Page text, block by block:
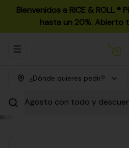
Bienvenidos a RICE & ROLL
hasta un 20%. Abierto
Abrir menu de navegación
¿Dónde quieres pedir?
Agosto con todo y